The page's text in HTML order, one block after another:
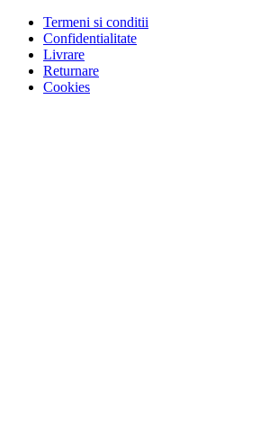
Termeni si conditii
Confidentialitate
Livrare
Returnare
Cookies